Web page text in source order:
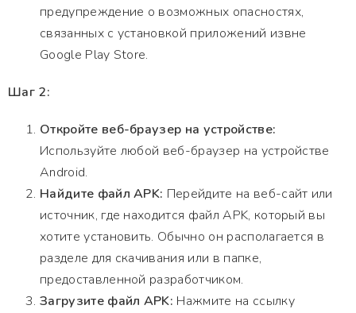
предупреждение о возможных опасностях,
связанных с установкой приложений извне
Google Play Store.
Шаг 2:
Откройте веб-браузер на устройстве:
Используйте любой веб-браузер на устройстве
Android.
Найдите файл APK: Перейдите на веб-сайт или
источник, где находится файл APK, который вы
хотите установить. Обычно он располагается в
разделе для скачивания или в папке,
предоставленной разработчиком.
Загрузите файл APK: Нажмите на ссылку